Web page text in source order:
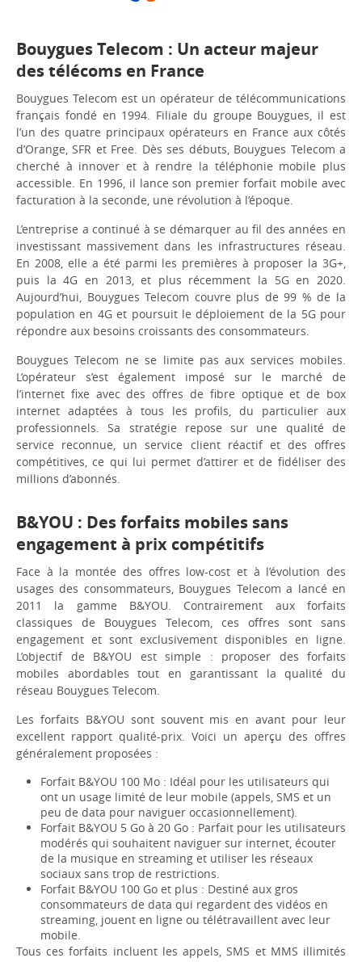
Bouygues Telecom : Un acteur majeur
des télécoms en France
Bouygues Telecom est un opérateur de télécommunications
français fondé en 1994. Filiale du groupe Bouygues, il est
l’un des quatre principaux opérateurs en France aux côtés
d’Orange, SFR et Free. Dès ses débuts, Bouygues Telecom a
cherché à innover et à rendre la téléphonie mobile plus
accessible. En 1996, il lance son premier forfait mobile avec
facturation à la seconde, une révolution à l’époque.
L’entreprise a continué à se démarquer au fil des années en
investissant massivement dans les infrastructures réseau.
En 2008, elle a été parmi les premières à proposer la 3G+,
puis la 4G en 2013, et plus récemment la 5G en 2020.
Aujourd’hui, Bouygues Telecom couvre plus de 99 % de la
population en 4G et poursuit le déploiement de la 5G pour
répondre aux besoins croissants des consommateurs.
Bouygues Telecom ne se limite pas aux services mobiles.
L’opérateur s’est également imposé sur le marché de
l’internet fixe avec des offres de fibre optique et de box
internet adaptées à tous les profils, du particulier aux
professionnels. Sa stratégie repose sur une qualité de
service reconnue, un service client réactif et des offres
compétitives, ce qui lui permet d’attirer et de fidéliser des
millions d’abonnés.
B&YOU : Des forfaits mobiles sans
engagement à prix compétitifs
Face à la montée des offres low-cost et à l’évolution des
usages des consommateurs, Bouygues Telecom a lancé en
2011 la gamme B&YOU. Contrairement aux forfaits
classiques de Bouygues Telecom, ces offres sont sans
engagement et sont exclusivement disponibles en ligne.
L’objectif de B&YOU est simple : proposer des forfaits
mobiles abordables tout en garantissant la qualité du
réseau Bouygues Telecom.
Les forfaits B&YOU sont souvent mis en avant pour leur
excellent rapport qualité-prix. Voici un aperçu des offres
généralement proposées :
Forfait B&YOU 100 Mo : Idéal pour les utilisateurs qui
ont un usage limité de leur mobile (appels, SMS et un
peu de data pour naviguer occasionnellement).
Forfait B&YOU 5 Go à 20 Go : Parfait pour les utilisateurs
modérés qui souhaitent naviguer sur internet, écouter
de la musique en streaming et utiliser les réseaux
sociaux sans trop de restrictions.
Forfait B&YOU 100 Go et plus : Destiné aux gros
consommateurs de data qui regardent des vidéos en
streaming, jouent en ligne ou télétravaillent avec leur
mobile.
Tous ces forfaits incluent les appels, SMS et MMS illimités